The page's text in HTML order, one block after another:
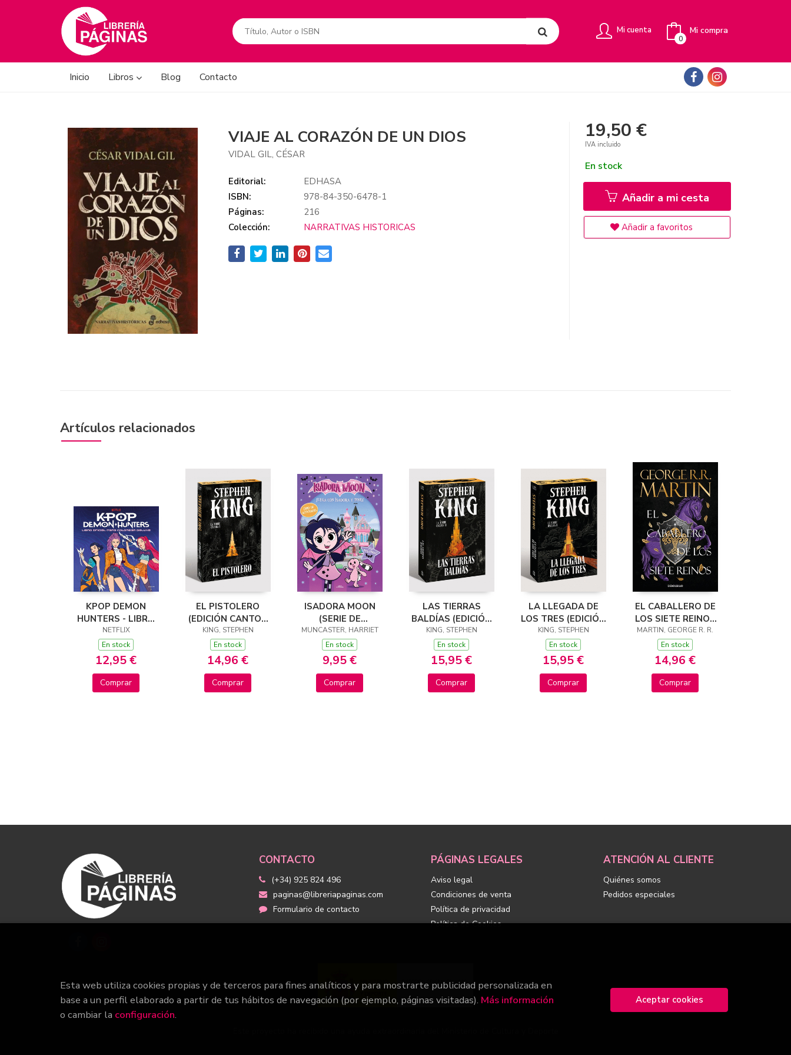
Mi cuenta Mi compra
0
Inicio Libros Blog Contacto
VIAJE AL CORAZÓN DE UN DIOS
VIDAL GIL, CÉSAR
Editorial:
EDHASA
ISBN:
978-84-350-6478-1
Páginas:
216
Colección:
NARRATIVAS HISTORICAS
19,50 €
IVA incluido
En stock
Añadir a mi cesta
Añadir a favoritos
Artículos relacionados
KPOP DEMON
HUNTERS - LIBRO
OFICIAL PARA
COLOREAR DELUXE
NETFLIX
En stock
12,95 €
Comprar
EL PISTOLERO
(EDICIÓN CANTOS
TINTADOS) (LA
TORRE OSCURA 1)
KING, STEPHEN
En stock
14,96 €
Comprar
ISADORA MOON
(SERIE DE
TELEVISIÓN) -
JUEGA CON
ISADORA Y PINKY
MUNCASTER, HARRIET
En stock
9,95 €
Comprar
LAS TIERRAS
BALDÍAS (EDICIÓN
CANTOS
TINTADOS) (LA
TORRE OSCURA 3)
KING, STEPHEN
En stock
15,95 €
Comprar
LA LLEGADA DE
LOS TRES (EDICIÓN
CANTOS
TINTADOS) (LA
TORRE OSCURA 2)
KING, STEPHEN
En stock
15,95 €
Comprar
EL CABALLERO DE
LOS SIETE REINOS
(CANCIÓN DE HIELO
Y FUEGO)
MARTIN, GEORGE R. R.
En stock
14,96 €
Comprar
CONTACTO
(+34) 925 824 496
paginas@libreriapaginas.com
Formulario de contacto
PÁGINAS LEGALES
Aviso legal
Condiciones de venta
Política de privacidad
Política de Cookies
ATENCIÓN AL CLIENTE
Quiénes somos
Pedidos especiales
Esta web utiliza cookies propias y de terceros para fines analíticos y para mostrarte publicidad personalizada en
base a un perfil elaborado a partir de tus hábitos de navegación (por ejemplo, páginas visitadas). Más información
o cambiar la configuración.
Aceptar cookies